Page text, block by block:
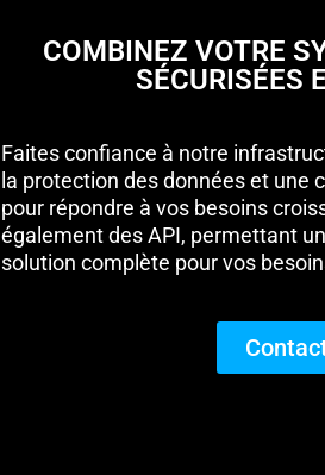
COMBINEZ VOTRE
SÉCURISÉES
Faites confiance à notre
la protection des données et une
pour répondre à vos besoins
également des API, permettant
solution complète pour vos